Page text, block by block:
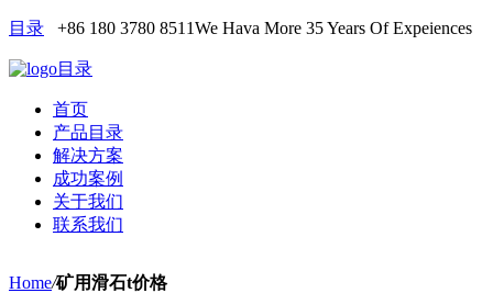
目录 +86 180 3780 8511We Hava More 35 Years Of Expeiences
目录
首页
产品目录
解决方案
成功案例
关于我们
联系我们
Home/矿用滑石t价格